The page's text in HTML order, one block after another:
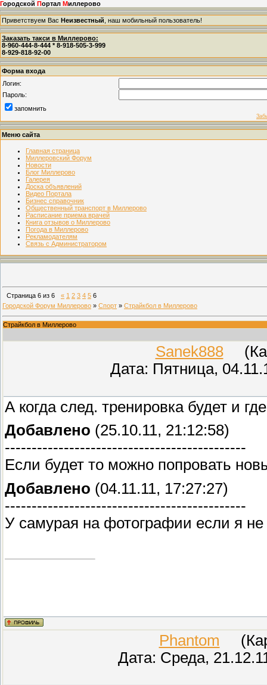
Городской Портал Миллерово
Приветствуем Вас Неизвестный , наш мобильный пользователь!
Заказать такси в Миллерово:
8-960-444-8-444 * 8-918-505-3-999
8-929-818-92-00
Форма входа
Логин:
Пароль:
запомнить
Меню сайта
Главная страница
Миллеровский Форум
Новости
Блог Миллерово
Галерея
Доска объявлений
Видео Портала
Бизнес справочник
Общественный транспорт в Миллерово
Расписание приема врачей
Книга отзывов о Миллерово
Погода в Миллерово
Рекламодателям
Связь с Администратором
Страница 6 из 6 « 1 2 3 4 5 6
Городской Форум Миллерово » Спорт » Страйкбол в Миллерово
Страйкбол в Миллерово
Sanek888
Дата: Пятница,
А когда след. тренировка будет и
Добавлено (25.10.11, 21:12:58)
---------------------------------------------
Если будет то можно попровать
Добавлено (04.11.11, 17:27:27)
---------------------------------------------
У самурая на фотографии если я
Phantom
Дата: Среда,